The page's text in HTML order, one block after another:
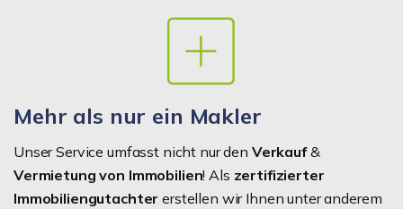
Mehr als nur ein Makler
Unser Service umfasst nicht nur den Verkauf&
Vermietung von Immobilien! Als zertifizierter
Immobiliengutachter erstellen wir Ihnen unter anderem